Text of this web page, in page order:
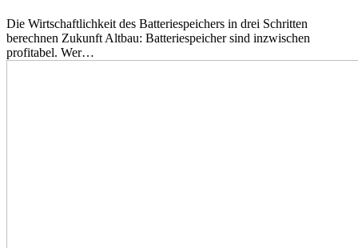
Die Wirtschaftlichkeit des Batteriespeichers in drei Schritten
berechnen Zukunft Altbau: Batteriespeicher sind inzwischen
profitabel. Wer…